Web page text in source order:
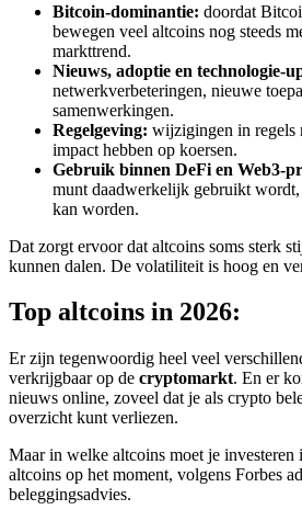
Bitcoin-dominantie: doordat
bewegen veel altcoins nog steeds
markttrend.
Nieuws, adoptie en technologie-
netwerkverbeteringen, nieuwe
samenwerkingen.
Regelgeving: wijzigingen in regels
impact hebben op koersen.
Gebruik binnen DeFi en Web3-
munt daadwerkelijk gebruikt wordt,
kan worden.
Dat zorgt ervoor dat altcoins soms sterk
kunnen dalen. De volatiliteit is hoog en
Top altcoins in 2026:
Er zijn tegenwoordig heel veel
verkrijgbaar op de cryptomarkt. En er
nieuws online, zoveel dat je als crypto
overzicht kunt verliezen.
Maar in welke altcoins moet je
altcoins op het moment, volgens Forbes
beleggingsadvies.